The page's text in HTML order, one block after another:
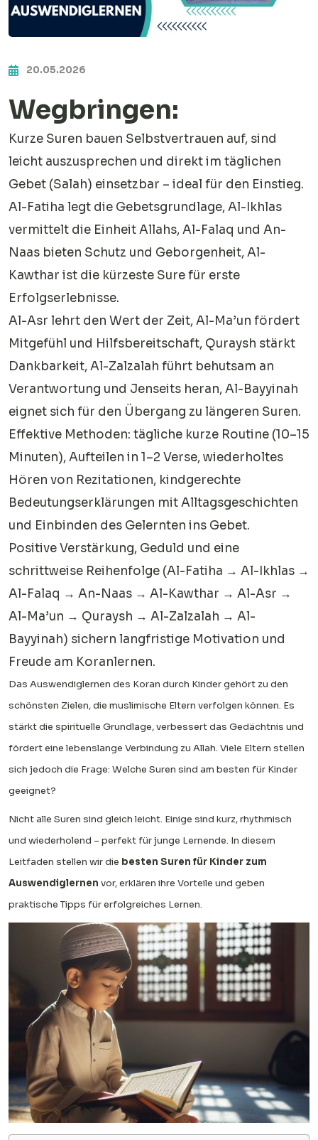
20.05.2026
Wegbringen:
Kurze Suren bauen Selbstvertrauen auf, sind
leicht auszusprechen und direkt im täglichen
Gebet (Salah) einsetzbar – ideal für den Einstieg.
Al-Fatiha legt die Gebetsgrundlage, Al-Ikhlas
vermittelt die Einheit Allahs, Al-Falaq und An-
Naas bieten Schutz und Geborgenheit, Al-
Kawthar ist die kürzeste Sure für erste
Erfolgserlebnisse.
Al-Asr lehrt den Wert der Zeit, Al-Ma’un fördert
Mitgefühl und Hilfsbereitschaft, Quraysh stärkt
Dankbarkeit, Al-Zalzalah führt behutsam an
Verantwortung und Jenseits heran, Al-Bayyinah
eignet sich für den Übergang zu längeren Suren.
Effektive Methoden: tägliche kurze Routine (10–15
Minuten), Aufteilen in 1–2 Verse, wiederholtes
Hören von Rezitationen, kindgerechte
Bedeutungserklärungen mit Alltagsgeschichten
und Einbinden des Gelernten ins Gebet.
Positive Verstärkung, Geduld und eine
schrittweise Reihenfolge (Al-Fatiha → Al-Ikhlas →
Al-Falaq → An-Naas → Al-Kawthar → Al-Asr →
Al-Ma’un → Quraysh → Al-Zalzalah → Al-
Bayyinah) sichern langfristige Motivation und
Freude am Koranlernen.
Das Auswendiglernen des Koran durch Kinder gehört zu den
schönsten Zielen, die muslimische Eltern verfolgen können. Es
stärkt die spirituelle Grundlage, verbessert das Gedächtnis und
fördert eine lebenslange Verbindung zu Allah. Viele Eltern stellen
sich jedoch die Frage: Welche Suren sind am besten für Kinder
geeignet?
Nicht alle Suren sind gleich leicht. Einige sind kurz, rhythmisch
und wiederholend – perfekt für junge Lernende. In diesem
Leitfaden stellen wir die besten Suren für Kinder zum
Auswendiglernen vor, erklären ihre Vorteile und geben
praktische Tipps für erfolgreiches Lernen.